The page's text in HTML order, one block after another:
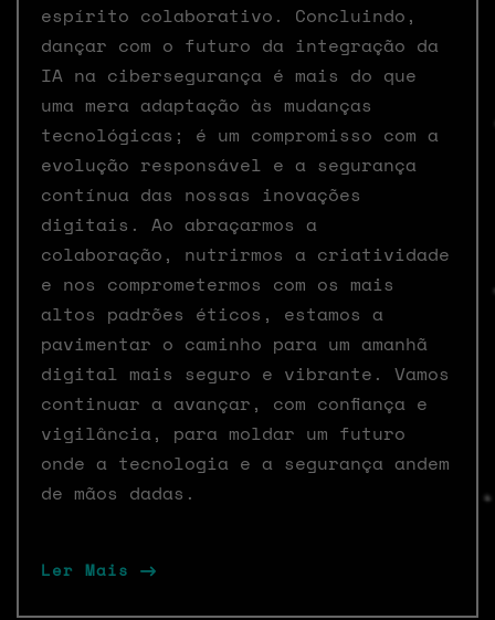
espírito colaborativo. Concluindo,
dançar com o futuro da integração da
IA na cibersegurança é mais do que
uma mera adaptação às mudanças
tecnológicas; é um compromisso com a
evolução responsável e a segurança
contínua das nossas inovações
digitais. Ao abraçarmos a
colaboração, nutrirmos a criatividade
e nos comprometermos com os mais
altos padrões éticos, estamos a
pavimentar o caminho para um amanhã
digital mais seguro e vibrante. Vamos
continuar a avançar, com confiança e
vigilância, para moldar um futuro
onde a tecnologia e a segurança andem
de mãos dadas.
Ler Mais